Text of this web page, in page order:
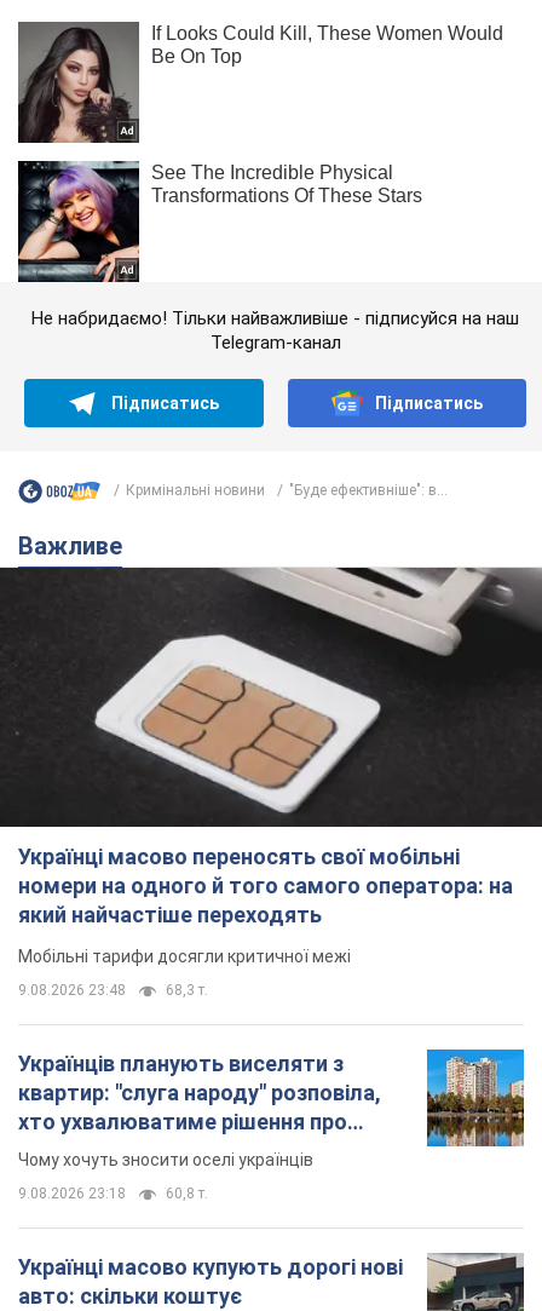
Не набридаємо! Тільки найважливіше - підписуйся на наш
Telegram-канал
Підписатись Підписатись
Кримінальні новини "Буде ефективніше": в...
Важливе
Українці масово переносять свої мобільні
номери на одного й того самого оператора: на
який найчастіше переходять
Мобільні тарифи досягли критичної межі
9.08.2026 23:48 68,3 т.
Українців планують виселяти з
квартир: "слуга народу" розповіла,
хто ухвалюватиме рішення про
знесення будинків
Чому хочуть зносити оселі українців
9.08.2026 23:18 60,8 т.
Українці масово купують дорогі нові
авто: скільки коштує